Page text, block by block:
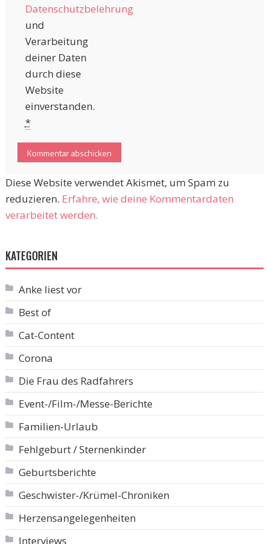
Datenschutzbelehrung
und
Verarbeitung
deiner Daten
durch diese
Website
einverstanden.
*
Diese Website verwendet Akismet, um Spam zu
reduzieren. Erfahre, wie deine Kommentardaten
verarbeitet werden.
KATEGORIEN
Anke liest vor
Best of
Cat-Content
Corona
Die Frau des Radfahrers
Event-/Film-/Messe-Berichte
Familien-Urlaub
Fehlgeburt / Sternenkinder
Geburtsberichte
Geschwister-/Krümel-Chroniken
Herzensangelegenheiten
Interviews